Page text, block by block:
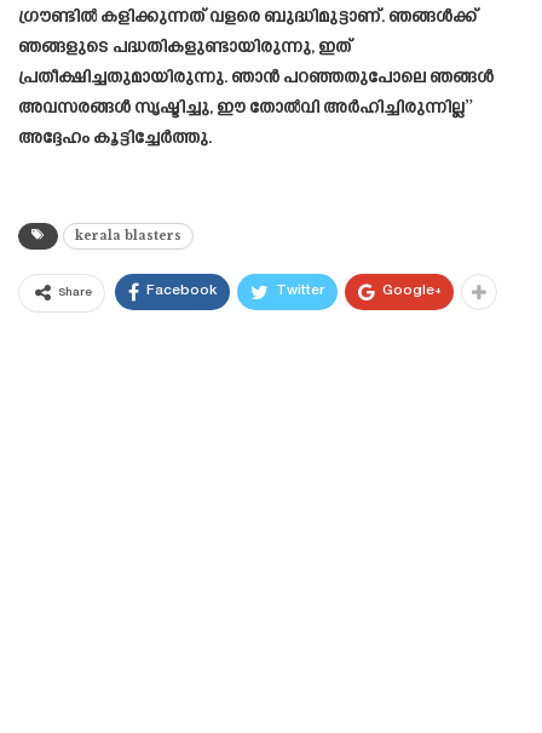
ഗ്രൗണ്ടിൽ കളിക്കുന്നത് വളരെ ബുദ്ധിമുട്ടാണ്. ഞങ്ങൾക്ക്
ഞങ്ങളുടെ പദ്ധതികളുണ്ടായിരുന്നു, ഇത്
പ്രതീക്ഷിച്ചതുമായിരുന്നു. ഞാൻ പറഞ്ഞതുപോലെ ഞങ്ങൾ
അവസരങ്ങൾ സൃഷ്ടിച്ചു, ഈ തോൽവി അർഹിച്ചിരുന്നില്ല”
അദ്ദേഹം കൂട്ടിച്ചേർത്തു.
kerala blasters
Share Facebook Twitter Google+